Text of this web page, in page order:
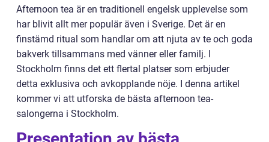
Afternoon tea är en traditionell engelsk upplevelse som
har blivit allt mer populär även i Sverige. Det är en
finstämd ritual som handlar om att njuta av te och goda
bakverk tillsammans med vänner eller familj. I
Stockholm finns det ett flertal platser som erbjuder
detta exklusiva och avkopplande nöje. I denna artikel
kommer vi att utforska de bästa afternoon tea-
salongerna i Stockholm.